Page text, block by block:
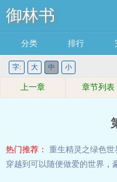
御林书
分类 排行
字: 大 中 小
上一章 章节列表
热门推荐： 重生精灵之绿色世
穿越到可以随便做爱的世界 ，